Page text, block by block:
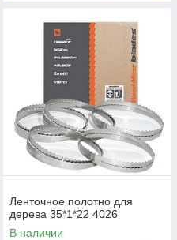
Ленточное полотно для
дерева 35*1*22 4026
В наличии